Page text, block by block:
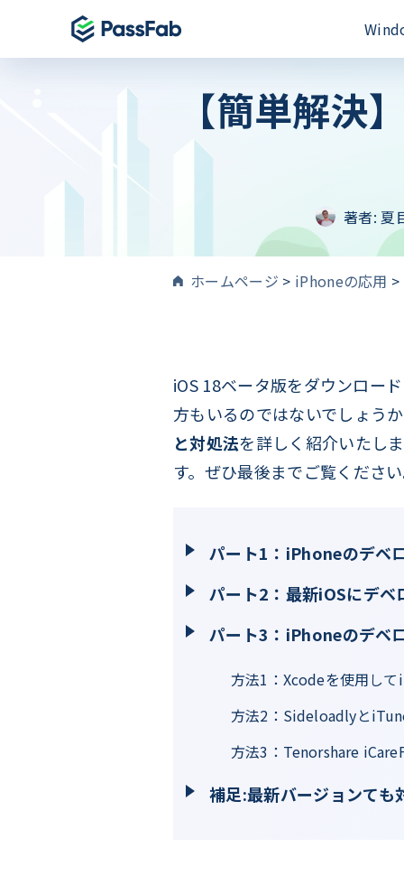
Windows 11 特集
PassFab 4WinKey
Windowsパスワードを即時にリセット
数回のクリックで200以上のWindows
画像と PDF からテキストを抽出
製品
Android画面ロ
PassFab
iPhone/iPadに
検索
製品
Wordファイルの
PassFab for
【簡単解
著者: 夏
ホームページ > iPhoneの応用 >
iOS 18ベータ版をダウンロー
方もいるのではないでしょう
と対処法を詳しく紹介いたし
す。ぜひ最後までご覧くださ
パート1：iPhoneのデベ
パート2：最新iOSにデベ
パート3：iPhoneのデベ
方法1：Xcodeを使用し
方法2：Sideloadlyと
方法3：Tenorshare
補足:最新バージョンて